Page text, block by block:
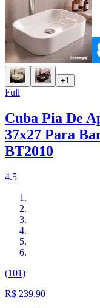
+1
Full
Cuba Pia De
37x27 Para
BT2010
4.5
(101)
R$ 239,90